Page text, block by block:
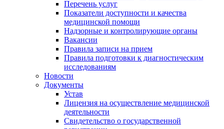
Перечень услуг
Показатели доступности и качества
медицинской помощи
Надзорные и контролирующие органы
Вакансии
Правила записи на прием
Правила подготовки к диагностическим
исследованиям
Новости
Документы
Устав
Лицензия на осуществление медицинской
деятельности
Свидетельство о государственной